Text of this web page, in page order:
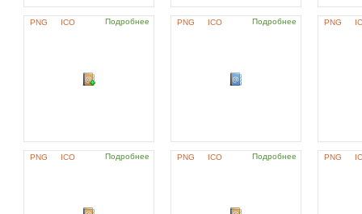
PNG ICO Подробнее PNG ICO Подробнее PNG
PNG ICO Подробнее PNG ICO Подробнее PNG